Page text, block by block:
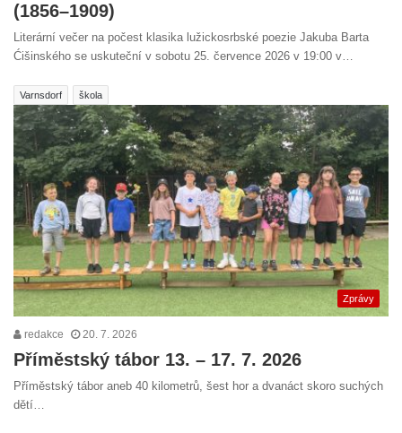
(1856–1909)
Literární večer na počest klasika lužickosrbské poezie Jakuba Barta
Ćišinského se uskuteční v sobotu 25. července 2026 v 19:00 v…
Varnsdorf škola
Zprávy
redakce 20. 7. 2026
Příměstský tábor 13. – 17. 7. 2026
Příměstský tábor aneb 40 kilometrů, šest hor a dvanáct skoro suchých
dětí…